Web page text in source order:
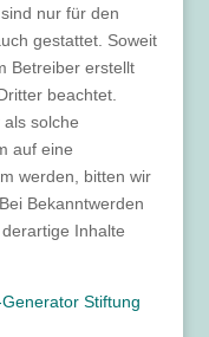
nur für den
gestattet. Soweit
Betreiber erstellt
beachtet.
solche
auf eine
werden, bitten wir
Bekanntwerden
Inhalte
Stiftung